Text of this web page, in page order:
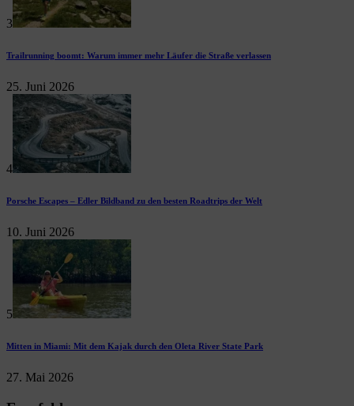
3
Trailrunning boomt: Warum immer mehr Läufer die Straße verlassen
25. Juni 2026
4
Porsche Escapes – Edler Bildband zu den besten Roadtrips der Welt
10. Juni 2026
5
Mitten in Miami: Mit dem Kajak durch den Oleta River State Park
27. Mai 2026